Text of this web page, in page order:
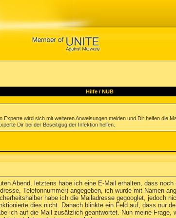
Hilfe/ NUB
wird sich mit weiteren Anweisungen melden und Dir helfen die
Dir bei der Beseitigug der Infektion helfen.
Abend, letztens habe ich eine E-Mail erhalten, dass
Telefonnummer) angegeben, ich wurde mit Namen
habe ich die Mailadresse gegooglet, jedoch
dies nicht. Danach blinkte ein Feld auf, dass nur
ich auf die Mail zusätzlich geantwortet. Nun meine